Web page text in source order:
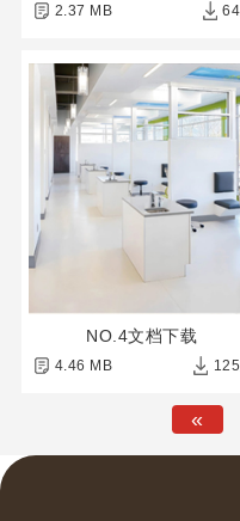
2.37 MB
NO.4文档下载
4.46 MB
«